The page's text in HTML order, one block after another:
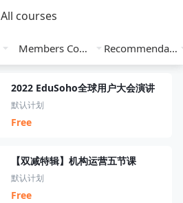
All courses
Members Course Recommendation
2022 EduSoho全球用户大会演讲
默认计划
Free
【双减特辑】机构运营五节课
默认计划
Free